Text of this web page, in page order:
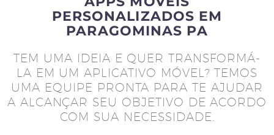
PERSONALIZADOS EM
PARAGOMINAS PA
TEM UMA IDEIA E QUER TRANSFORMÁ-
LA EM UM APLICATIVO MÓVEL? TEMOS
UMA EQUIPE PRONTA PARA TE AJUDAR
A ALCANÇAR SEU OBJETIVO DE ACORDO
COM SUA NECESSIDADE.